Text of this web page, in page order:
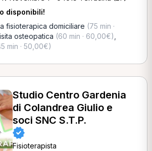
disponibili!
fisioterapica domiciliare (75 min ·
osteopatica (60 min · 60,00€)
min · 50,00€)
Studio Centro Gardenia
di Colandrea Giulio e
soci SNC S.T.P.
Fisioterapista